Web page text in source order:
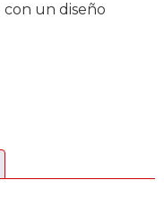
un diseño